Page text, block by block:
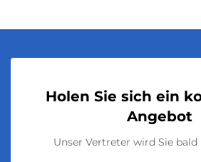
Holen Sie sich ein
Angebot
Unser Vertreter wird Sie